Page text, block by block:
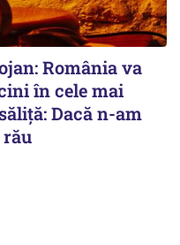
România va
în cele mai
Dacă n-am